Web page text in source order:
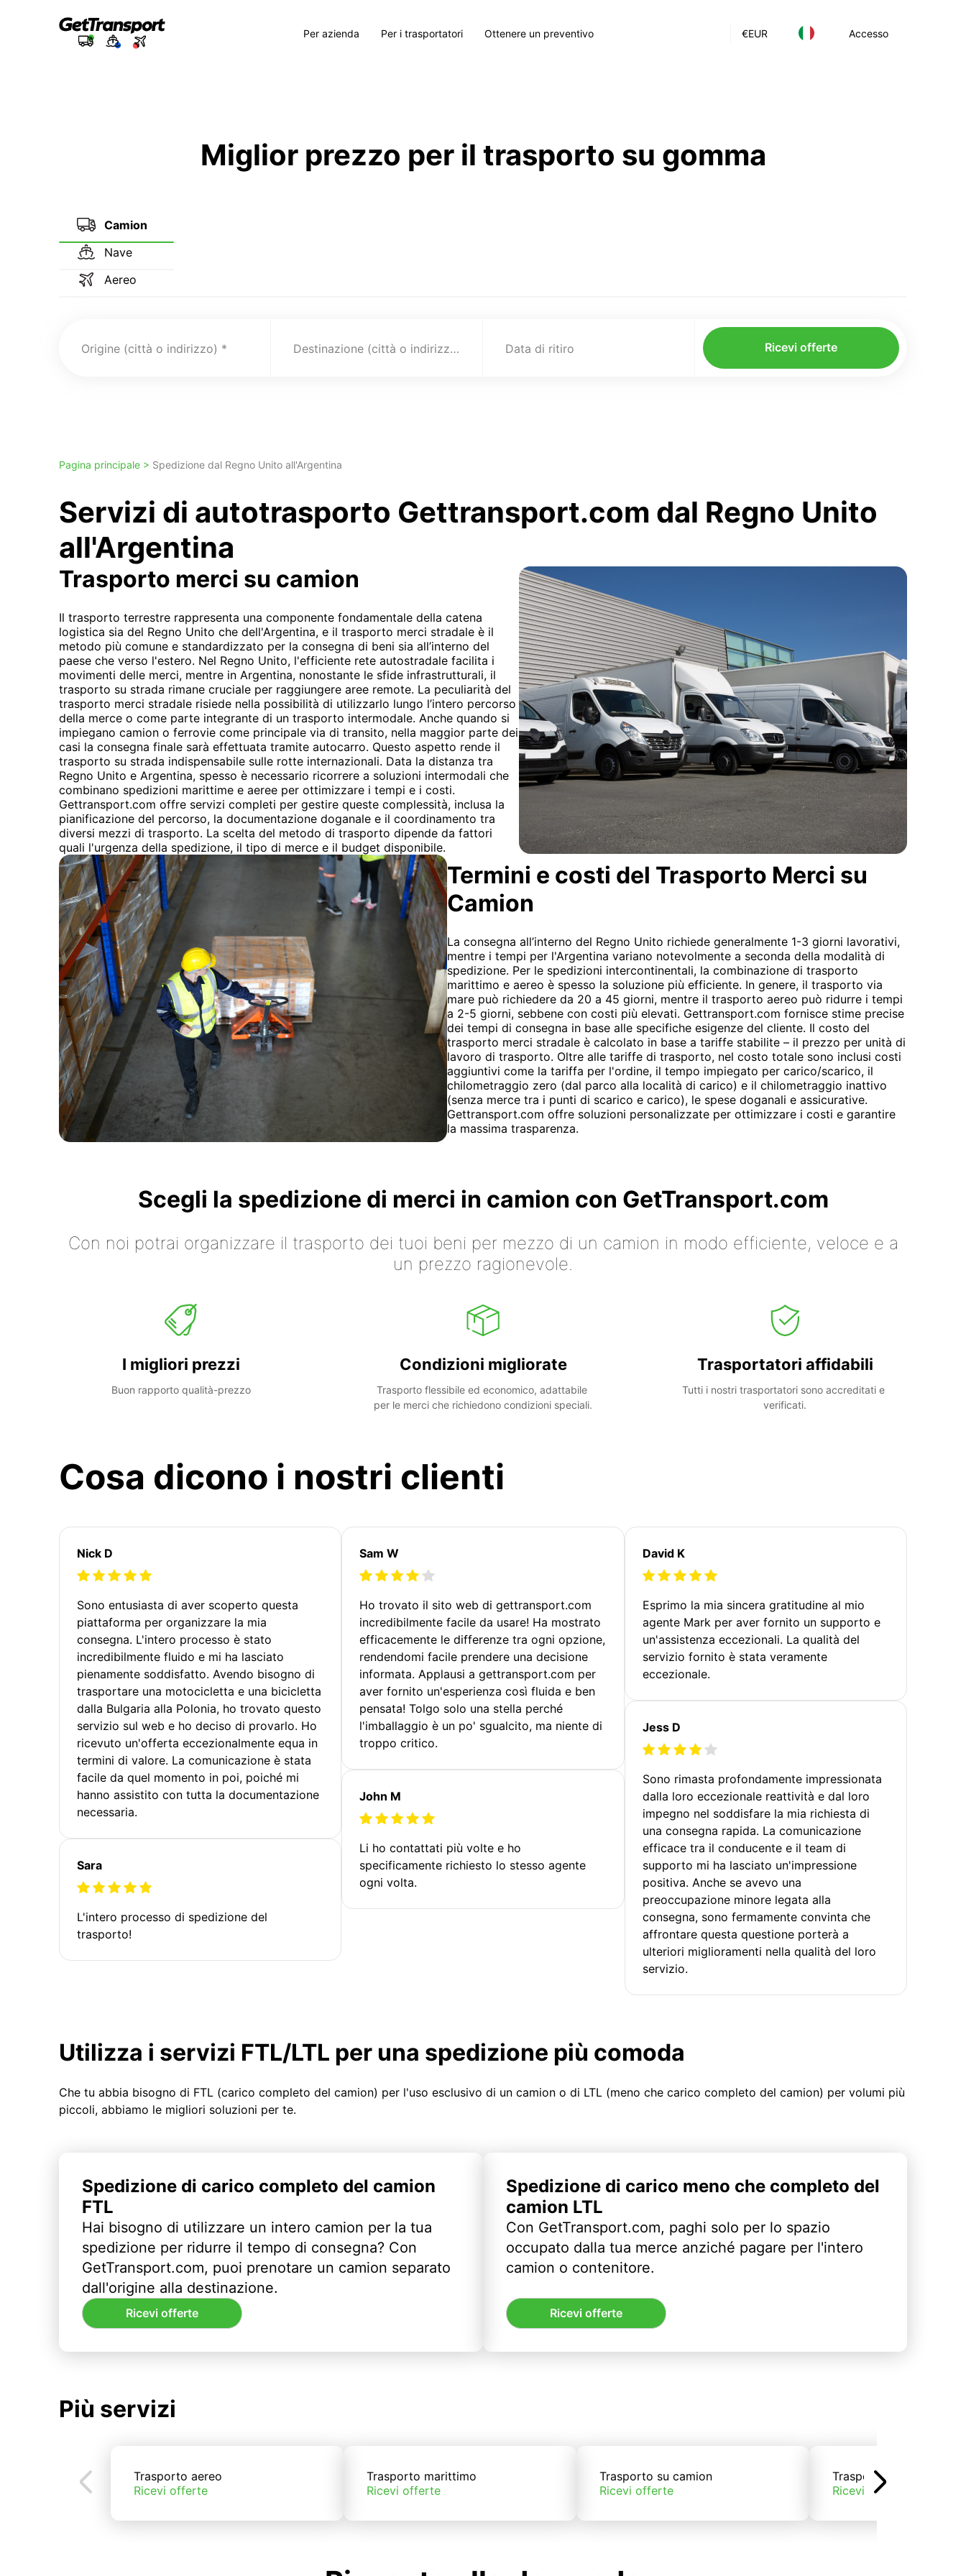
€EUR Accesso
Per azienda Per i trasportatori Ottenere un preventivo
Miglior prezzo per il trasporto su gomma
Camion
Nave
Aereo
Origine (città o indirizzo) Destinazione (città o indirizzo) Data di ritiro Ricevi offerte
Pagina principale > Spedizione dal Regno Unito all'Argentina
Servizi di autotrasporto Gettransport.com dal Regno Unito
all'Argentina
Trasporto merci su camion
Il trasporto terrestre rappresenta una componente fondamentale della catena
logistica sia del Regno Unito che dell'Argentina, e il trasporto merci stradale è il
metodo più comune e standardizzato per la consegna di beni sia all’interno del
paese che verso l'estero. Nel Regno Unito, l'efficiente rete autostradale facilita i
movimenti delle merci, mentre in Argentina, nonostante le sfide infrastrutturali, il
trasporto su strada rimane cruciale per raggiungere aree remote. La peculiarità del
trasporto merci stradale risiede nella possibilità di utilizzarlo lungo l’intero percorso
della merce o come parte integrante di un trasporto intermodale. Anche quando si
impiegano camion o ferrovie come principale via di transito, nella maggior parte dei
casi la consegna finale sarà effettuata tramite autocarro. Questo aspetto rende il
trasporto su strada indispensabile sulle rotte internazionali. Data la distanza tra
Regno Unito e Argentina, spesso è necessario ricorrere a soluzioni intermodali che
combinano spedizioni marittime e aeree per ottimizzare i tempi e i costi.
Gettransport.com offre servizi completi per gestire queste complessità, inclusa la
pianificazione del percorso, la documentazione doganale e il coordinamento tra
diversi mezzi di trasporto. La scelta del metodo di trasporto dipende da fattori
quali l'urgenza della spedizione, il tipo di merce e il budget disponibile.
Termini e costi del Trasporto Merci su
Camion
La consegna all’interno del Regno Unito richiede generalmente 1-3 giorni lavorativi,
mentre i tempi per l'Argentina variano notevolmente a seconda della modalità di
spedizione. Per le spedizioni intercontinentali, la combinazione di trasporto
marittimo e aereo è spesso la soluzione più efficiente. In genere, il trasporto via
mare può richiedere da 20 a 45 giorni, mentre il trasporto aereo può ridurre i tempi
a 2-5 giorni, sebbene con costi più elevati. Gettransport.com fornisce stime precise
dei tempi di consegna in base alle specifiche esigenze del cliente. Il costo del
trasporto merci stradale è calcolato in base a tariffe stabilite – il prezzo per unità di
lavoro di trasporto. Oltre alle tariffe di trasporto, nel costo totale sono inclusi costi
aggiuntivi come la tariffa per l'ordine, il tempo impiegato per carico/scarico, il
chilometraggio zero (dal parco alla località di carico) e il chilometraggio inattivo
(senza merce tra i punti di scarico e carico), le spese doganali e assicurative.
Gettransport.com offre soluzioni personalizzate per ottimizzare i costi e garantire
la massima trasparenza.
Scegli la spedizione di merci in camion con GetTransport.com
Con noi potrai organizzare il trasporto dei tuoi beni per mezzo di un camion in modo efficiente, veloce e a
un prezzo ragionevole.
I migliori prezzi
Buon rapporto qualità-prezzo
Condizioni migliorate
Trasporto flessibile ed economico, adattabile
per le merci che richiedono condizioni speciali.
Trasportatori affidabili
Tutti i nostri trasportatori sono accreditati e
verificati.
Cosa dicono i nostri clienti
Nick D
Sono entusiasta di aver scoperto questa
piattaforma per organizzare la mia
consegna. L'intero processo è stato
incredibilmente fluido e mi ha lasciato
pienamente soddisfatto. Avendo bisogno di
trasportare una motocicletta e una bicicletta
dalla Bulgaria alla Polonia, ho trovato questo
servizio sul web e ho deciso di provarlo. Ho
ricevuto un'offerta eccezionalmente equa in
termini di valore. La comunicazione è stata
facile da quel momento in poi, poiché mi
hanno assistito con tutta la documentazione
necessaria.
Sara
L'intero processo di spedizione del
trasporto!
Sam W
Ho trovato il sito web di gettransport.com
incredibilmente facile da usare! Ha mostrato
efficacemente le differenze tra ogni opzione,
rendendomi facile prendere una decisione
informata. Applausi a gettransport.com per
aver fornito un'esperienza così fluida e ben
pensata! Tolgo solo una stella perché
l'imballaggio è un po' sgualcito, ma niente di
troppo critico.
John M
Li ho contattati più volte e ho
specificamente richiesto lo stesso agente
ogni volta.
David K
Esprimo la mia sincera gratitudine al mio
agente Mark per aver fornito un supporto e
un'assistenza eccezionali. La qualità del
servizio fornito è stata veramente
eccezionale.
Jess D
Sono rimasta profondamente impressionata
dalla loro eccezionale reattività e dal loro
impegno nel soddisfare la mia richiesta di
una consegna rapida. La comunicazione
efficace tra il conducente e il team di
supporto mi ha lasciato un'impressione
positiva. Anche se avevo una
preoccupazione minore legata alla
consegna, sono fermamente convinta che
affrontare questa questione porterà a
ulteriori miglioramenti nella qualità del loro
servizio.
Utilizza i servizi FTL/LTL per una spedizione più comoda
Che tu abbia bisogno di FTL (carico completo del camion) per l'uso esclusivo di un camion o di LTL (meno che carico completo del camion) per volumi più
piccoli, abbiamo le migliori soluzioni per te.
Spedizione di carico completo del camion
FTL
Hai bisogno di utilizzare un intero camion per la tua
spedizione per ridurre il tempo di consegna? Con
GetTransport.com, puoi prenotare un camion separato
dall'origine alla destinazione.
Ricevi offerte
Spedizione di carico meno che completo del
camion LTL
Con GetTransport.com, paghi solo per lo spazio
occupato dalla tua merce anziché pagare per l'intero
camion o contenitore.
Ricevi offerte
Più servizi
Trasporto aereo
Ricevi offerte
Trasporto marittimo
Ricevi offerte
Trasporto su camion
Ricevi offerte
Trasporto su treno
Ricevi offerte